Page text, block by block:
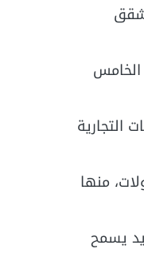
شقق
الخامس
التجارية
منها
يسمح